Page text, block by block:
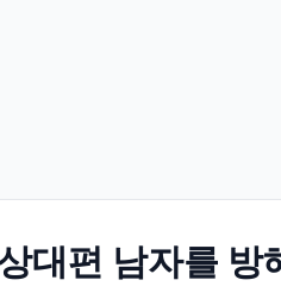
대편 남자를 방